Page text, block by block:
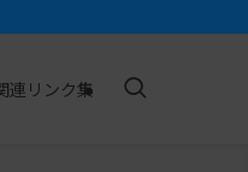
連リンク集